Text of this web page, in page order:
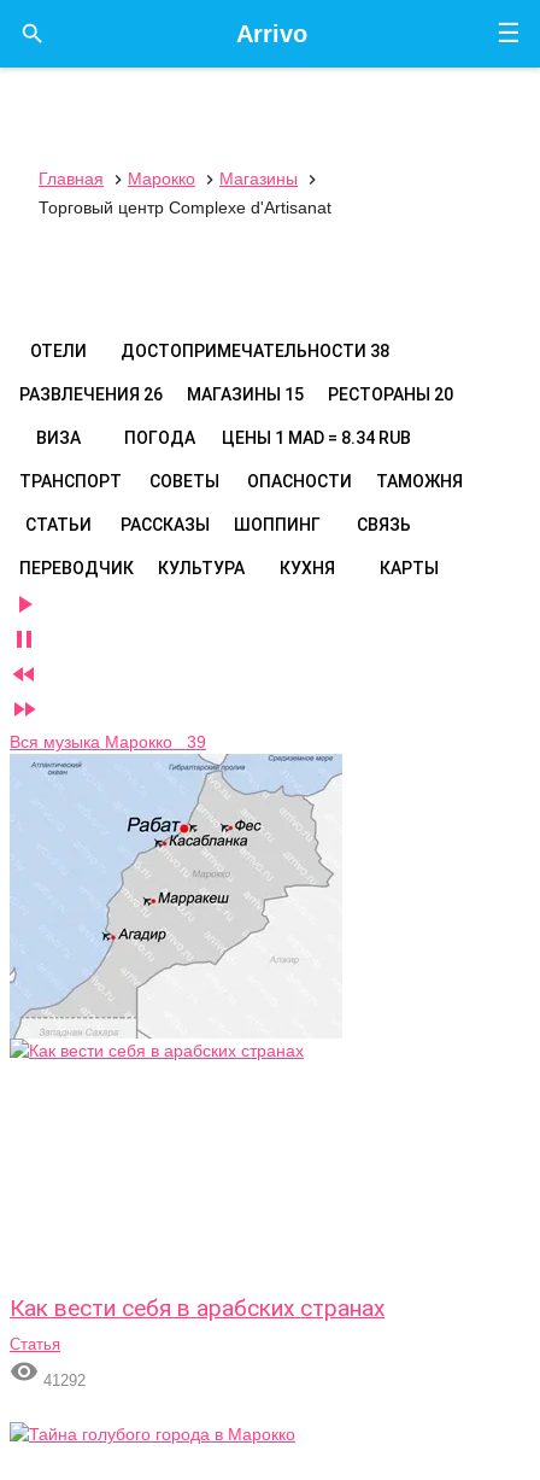
☰
Arrivo

Главная  Марокко  Магазины

Торговый центр Complexe d'Artisanat
ОТЕЛИ ДОСТОПРИМЕЧАТЕЛЬНОСТИ 38
РАЗВЛЕЧЕНИЯ 26 МАГАЗИНЫ 15 РЕСТОРАНЫ 20
ВИЗА ПОГОДА ЦЕНЫ 1 MAD = 8.34 RUB
ТРАНСПОРТ СОВЕТЫ ОПАСНОСТИ ТАМОЖНЯ
СТАТЬИ РАССКАЗЫ ШОППИНГ СВЯЗЬ
ПЕРЕВОДЧИК КУЛЬТУРА КУХНЯ КАРТЫ




Вся музыка Марокко 39
Как вести себя в арабских странах
Статья
 41292